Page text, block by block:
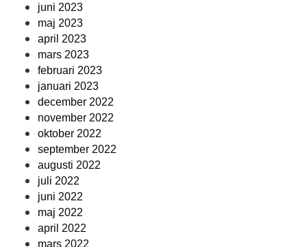
juni 2023
maj 2023
april 2023
mars 2023
februari 2023
januari 2023
december 2022
november 2022
oktober 2022
september 2022
augusti 2022
juli 2022
juni 2022
maj 2022
april 2022
mars 2022